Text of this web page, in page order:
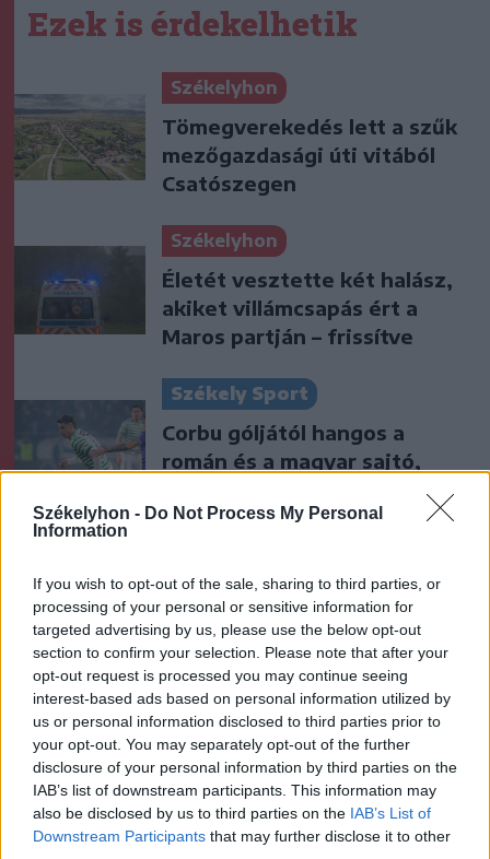
Székelyhon - Do Not Process My Personal
Information
If you wish to opt-out of the sale, sharing to third parties, or
processing of your personal or sensitive information for
targeted advertising by us, please use the below opt-out
section to confirm your selection. Please note that after your
opt-out request is processed you may continue seeing
interest-based ads based on personal information utilized by
us or personal information disclosed to third parties prior to
your opt-out. You may separately opt-out of the further
disclosure of your personal information by third parties on the
IAB’s list of downstream participants. This information may
also be disclosed by us to third parties on the IAB’s List of
Downstream Participants that may further disclose it to other
Ezek is érdekelhetik
Székelyhon
Tömegverekedés lett a szűk
mezőgazdasági úti vitából
Csatószegen
Székelyhon
Életét vesztette két halász,
akiket villámcsapás ért a
Maros partján – frissítve
Székely Sport
Corbu góljától hangos a
román és a magyar sajtó,
sürgetnek
Büntetőfeljelentést tett
Majka ügyvédje a romániai
telefonszámról érkezett
fenyegetés miatt
Székely Sport
Egy újonc jelentkezett, több
átsorolás a Csík körzeti
focibajnokság új idényében